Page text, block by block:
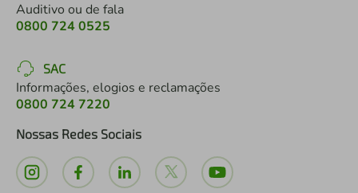
Auditivo ou de fala
0800 724 0525
SAC
Informações, elogios e reclamações
0800 724 7220
Nossas Redes Sociais